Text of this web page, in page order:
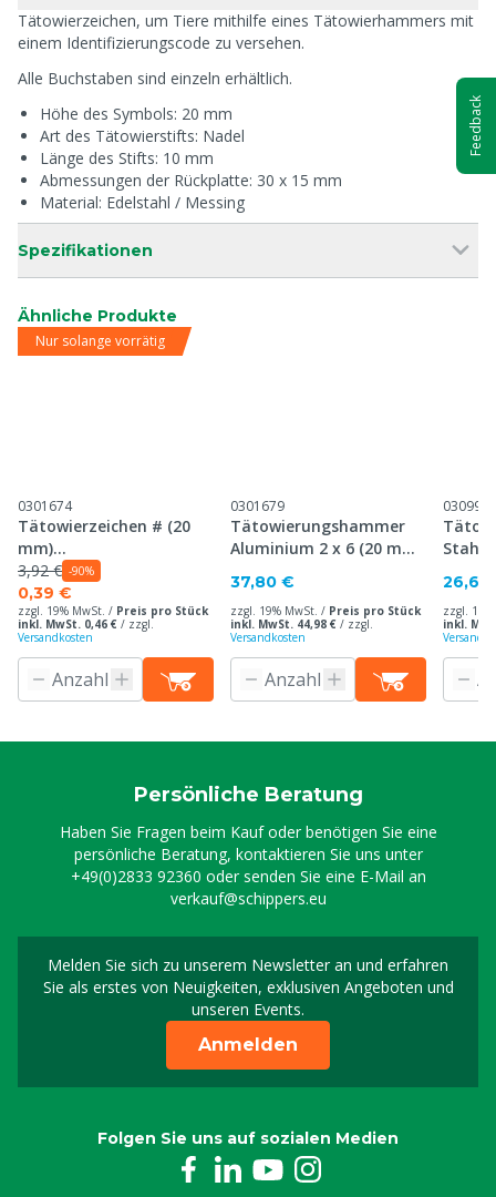
Tätowierzeichen, um Tiere mithilfe eines Tätowierhammers mit
einem Identifizierungscode zu versehen.
Alle Buchstaben sind einzeln erhältlich.
Höhe des Symbols: 20 mm
Art des Tätowierstifts: Nadel
Länge des Stifts: 10 mm
Abmessungen der Rückplatte: 30 x 15 mm
Material: Edelstahl / Messing
Spezifikationen
Ähnliche Produkte
Nur solange vorrätig
0301674
Tätowierzeichen # (20
mm)
Tätowierungshammer,
30 mm Platte
3,92 € -90%
0,39 €
zzgl. 19% MwSt. / Preis pro Stück
inkl. MwSt. 0,46 € / zzgl.
Versandkosten
0301679
Tätowierungshammer
Aluminium 2 x 6 (20 mm),
37,80 €
zzgl. 19% MwSt. / Preis pro Stück
inkl. MwSt. 44,98 € / zzgl.
Versandkosten
0309957
Stahl
26,60
zzgl.
inkl.
Persönliche Beratung
Haben Sie Fragen beim Kauf oder benötigen Sie eine
persönliche Beratung, kontaktieren Sie uns unter
+49(0)2833 92360 oder senden Sie eine E-Mail an
verkauf@schippers.eu
Melden Sie sich zu unserem Newsletter an und erfahren
Sie als erstes von Neuigkeiten, exklusiven Angeboten und
unseren Events.
Melden Sie sich für
Anmelden
Folgen Sie uns auf sozialen Medien
Feedback